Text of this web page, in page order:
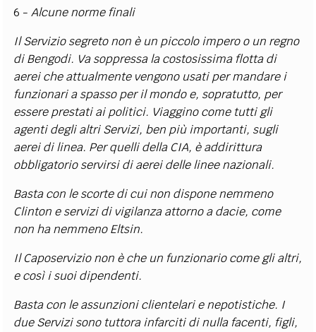
6 - Alcune norme finali
Il Servizio segreto non è un piccolo impero o un regno
di Bengodi. Va soppressa la costosissima flotta di
aerei che attualmente vengono usati per mandare i
funzionari a spasso per il mondo e, sopratutto, per
essere prestati ai politici. Viaggino come tutti gli
agenti degli altri Servizi, ben più importanti, sugli
aerei di linea. Per quelli della CIA, è addirittura
obbligatorio servirsi di aerei delle linee nazionali.
Basta con le scorte di cui non dispone nemmeno
Clinton e servizi di vigilanza attorno a dacie, come
non ha nemmeno Eltsin.
Il Caposervizio non è che un funzionario come gli altri,
e così i suoi dipendenti.
Basta con le assunzioni clientelari e nepotistiche. I
due Servizi sono tuttora infarciti di nulla facenti, figli,